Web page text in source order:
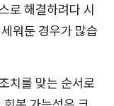
로 해결하려다 시
워둔 경우가 많습
치를 맞는 순서로